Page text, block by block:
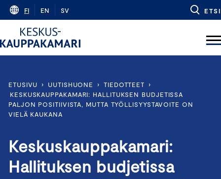
Skip
content
FI EN SV ETSI
ETUSIVU › UUTISHUONE › TIEDOTTEET
›
KESKUSKAUPPAKAMARI: HALLITUKSEN BUDJETISSA
PALJON POSITIIVISTA, MUTTA TYÖLLISYYSTAVOITE ON
VIELÄ KAUKANA
Keskuskauppakamari:
Hallituksen budjetissa